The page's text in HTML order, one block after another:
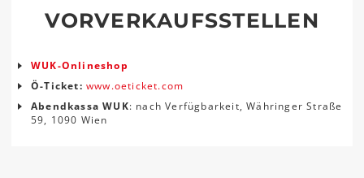
VORVERKAUFSSTELLEN
WUK-Onlineshop
Ö-Ticket: www.oeticket.com
Abendkassa WUK: nach Verfügbarkeit, Währinger Straße
59, 1090 Wien